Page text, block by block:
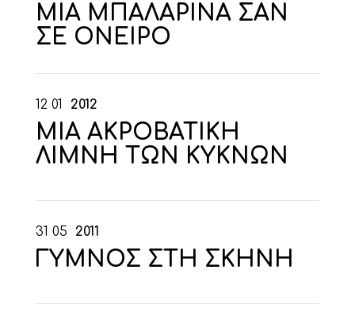
ΜΙΑ ΜΠΑΛΑΡΙΝΑ ΣΑΝ
ΣΕ ΟΝΕΙΡΟ
12 01 2012
ΜΙΑ ΑΚΡΟΒΑΤΙΚΗ
ΛΙΜΝΗ ΤΩΝ ΚΥΚΝΩΝ
31 05 2011
ΓΥΜΝΟΣ ΣΤΗ ΣΚΗΝΗ